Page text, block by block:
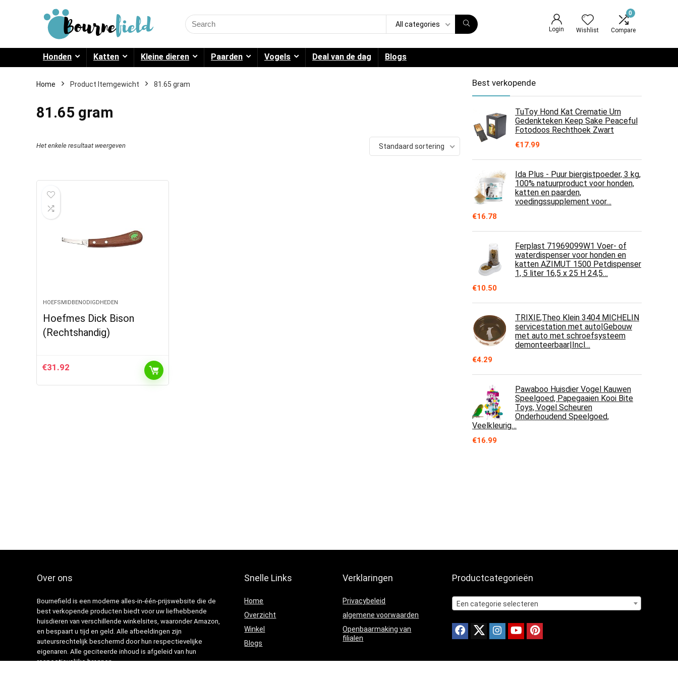
Search
for:
All categories
Login Wishlist
0
Compare
Honden Katten Kleine dieren Paarden Vogels Deal van de dag Blogs
Home Product Itemgewicht 81.65 gram
81.65 gram
Het enkele resultaat weergeven Standaard sortering
HOEFSMIDBENODIGDHEDEN
Hoefmes Dick Bison
(Rechtshandig)
€31.92
Best verkopende
TuToy Hond Kat Crematie Urn
Gedenkteken Keep Sake Peaceful
Fotodoos Rechthoek Zwart
€17.99
Ida Plus - Puur biergistpoeder, 3 kg,
100% natuurproduct voor honden,
katten en paarden,
voedingssupplement voor…
€16.78
Ferplast 71969099W1 Voer- of
waterdispenser voor honden en
katten AZIMUT 1500 Petdispenser
1, 5 liter 16,5 x 25 H 24,5…
€10.50
TRIXIE,Theo Klein 3404 MICHELIN
servicestation met auto|Gebouw
met auto met schroefsysteem
demonteerbaar|Incl…
€4.29
Pawaboo Huisdier Vogel Kauwen
Speelgoed, Papegaaien Kooi Bite
Toys, Vogel Scheuren
Onderhoudend Speelgoed,
Veelkleurig…
€16.99
Over ons
Bournefield is een moderne alles-in-één-prijswebsite die de
best verkopende producten biedt voor uw liefhebbende
huisdieren van verschillende winkelsites, waaronder Amazon,
en bespaart u tijd en geld. Alle afbeeldingen zijn
auteursrechtelijk beschermd door hun respectievelijke
eigenaren. Alle geciteerde inhoud is afgeleid van hun
respectievelijke bronnen.
Snelle Links
Home
Overzicht
Winkel
Blogs
Verklaringen
Privacybeleid
algemene voorwaarden
Openbaarmaking van
filialen
Productcategorieën
Een categorie selecteren